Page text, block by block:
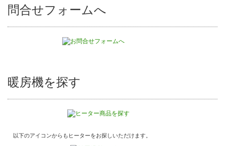
問合せフォームへ
暖房機を探す
以下のアイコンからもヒーターをお探しいただけます。